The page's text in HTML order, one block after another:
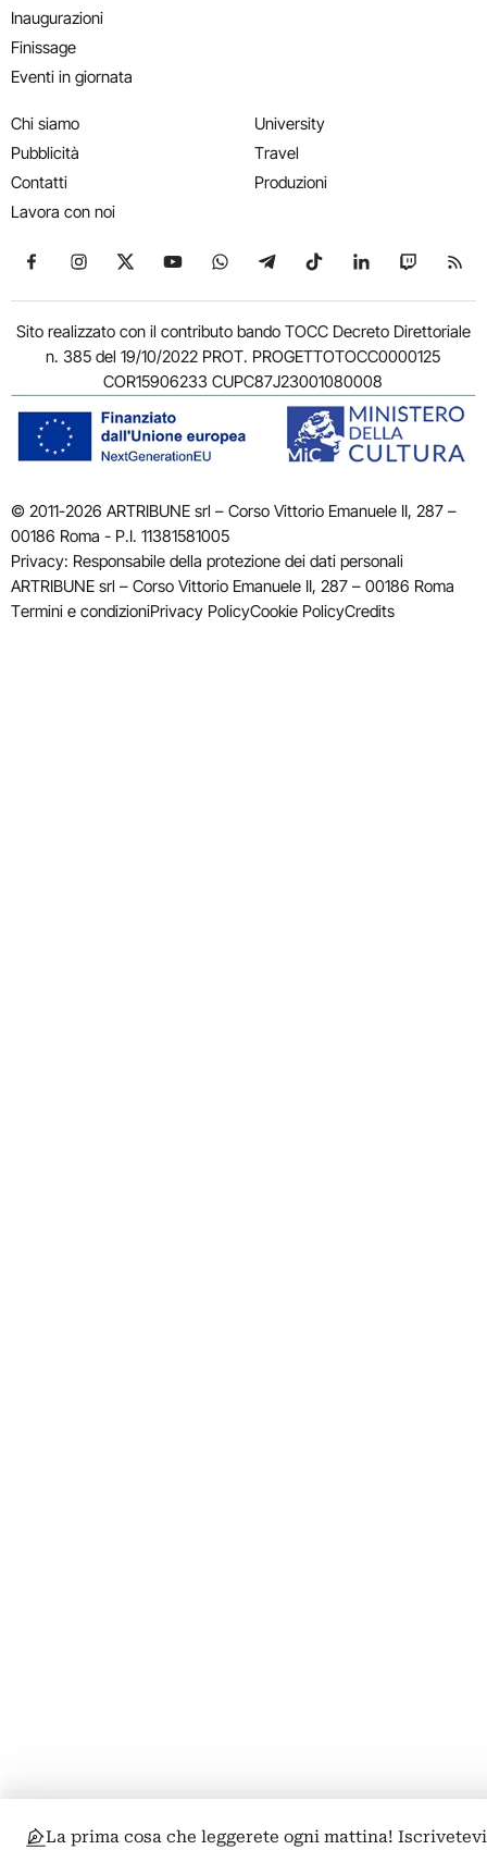
Inaugurazioni
Finissage
Eventi in giornata
Chi siamo
Pubblicità
Contatti
Lavora con noi
University
Travel
Produzioni
Seguici su Facebook
Seguici su Instagram
Seguici su X
Seguici su YouTube
Seguici su WhatsApp
Seguici su Telegram
Seguici su TikTok
Seguici su
Seguici
Sito realizzato con il contributo bando TOCC Decreto Direttoriale
n. 385 del 19/10/2022 PROT. PROGETTOTOCC0000125
COR15906233 CUPC87J23001080008
© 2011-2026 ARTRIBUNE srl – Corso Vittorio Emanuele II, 287 –
00186 Roma - P.I. 11381581005
Privacy: Responsabile della protezione dei dati personali
ARTRIBUNE srl – Corso Vittorio Emanuele II, 287 – 00186 Roma
Termini e condizioniPrivacy PolicyCookie PolicyCredits
La prima cosa che leggerete ogni mattina! Iscrivetevi